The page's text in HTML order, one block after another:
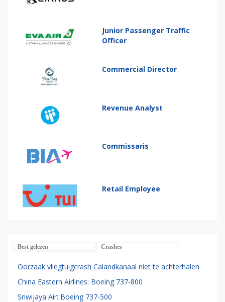
Junior Passenger Traffic
Officer
Commercial Director
Revenue Analyst
Commissaris
Retail Employee
Best gelezen Crashes
Oorzaak vliegtuigcrash Calandkanaal niet te achterhalen
China Eastern Airlines: Boeing 737-800
Sriwijaya Air: Boeing 737-500